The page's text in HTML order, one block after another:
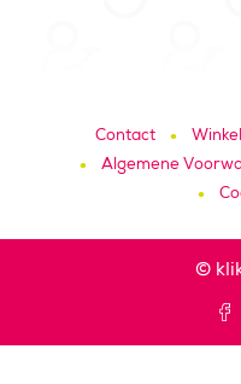
Contact
Algemene
©